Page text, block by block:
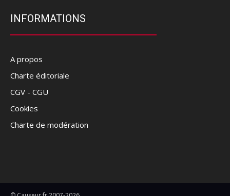
INFORMATIONS
A propos
Charte éditoriale
CGV - CGU
Cookies
Charte de modération